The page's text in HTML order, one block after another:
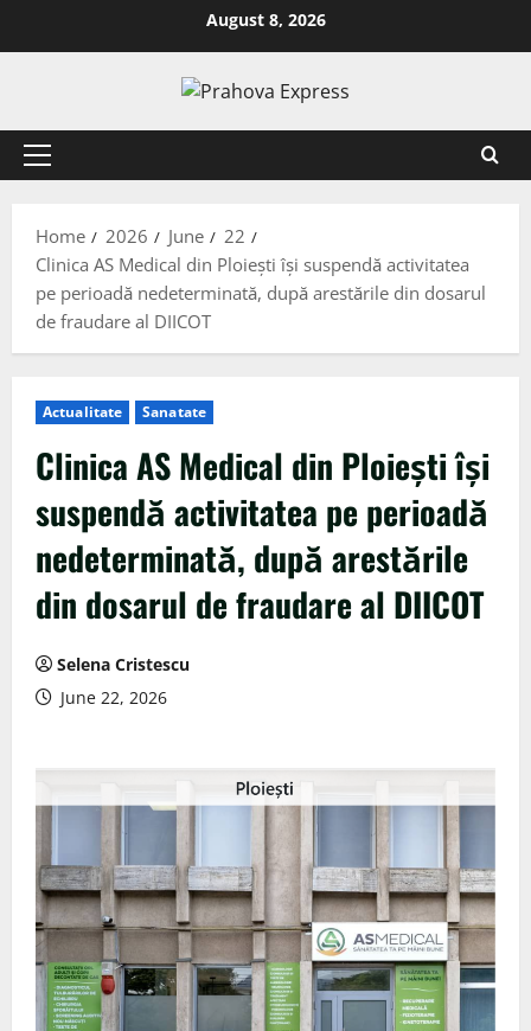
August 8, 2026
Home 2026 June
22
Clinica AS Medical din Ploiești își suspendă activitatea
pe perioadă nedeterminată, după arestările din dosarul
de fraudare al DIICOT
Actualitate Sanatate
Clinica AS Medical din Ploiești își
suspendă activitatea pe perioadă
nedeterminată, după arestările
din dosarul de fraudare al DIICOT
Selena Cristescu
June 22, 2026